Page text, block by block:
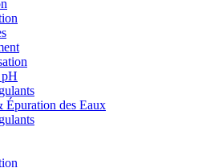
Épuration des Eaux